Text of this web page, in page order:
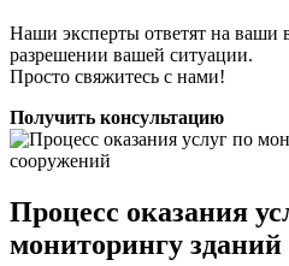
Наши эксперты ответят на ваши
разрешении вашей ситуации.
Просто свяжитесь с нами!
Получить консультацию
Процесс оказания
мониторингу